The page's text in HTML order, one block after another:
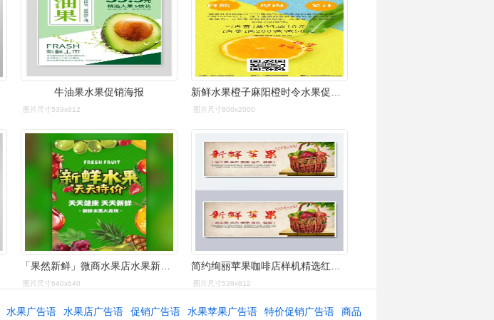
牛油果水果促销海报
图片尺寸539x812
新鲜水果橙子麻阳橙时令水果促销海报
图片尺寸800x2000
「果然新鲜」微商水果店水果新鲜上市活动宣传促销
图片尺寸640x640
简约绚丽苹果咖啡店样机精选红苹果水果店广告立即下载水果店苹果促销
图片尺寸539x812
水果广告语 水果店广告语 促销广告语 水果苹果广告语 特价促销广告语 商品